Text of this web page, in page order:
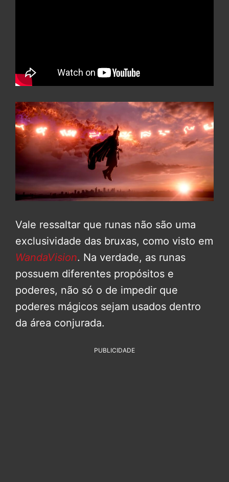
Vale ressaltar que runas não são uma
exclusividade das bruxas, como visto em
WandaVision. Na verdade, as runas
possuem diferentes propósitos e
poderes, não só o de impedir que
poderes mágicos sejam usados dentro
da área conjurada.
PUBLICIDADE